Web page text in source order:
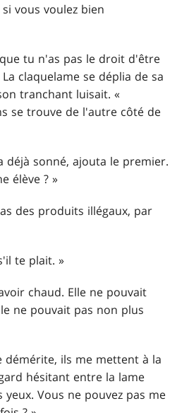
vous voulez bien
tu n'as pas le droit d'être
claquelame se déplia de sa
tranchant luisait. «
se trouve de l'autre côté de
déjà sonné, ajouta le premier.
élève ? »
des produits illégaux, par
te plait. »
chaud. Elle ne pouvait
ne pouvait pas non plus
démérite, ils me mettent à la
hésitant entre la lame
Vous ne pouvez pas me